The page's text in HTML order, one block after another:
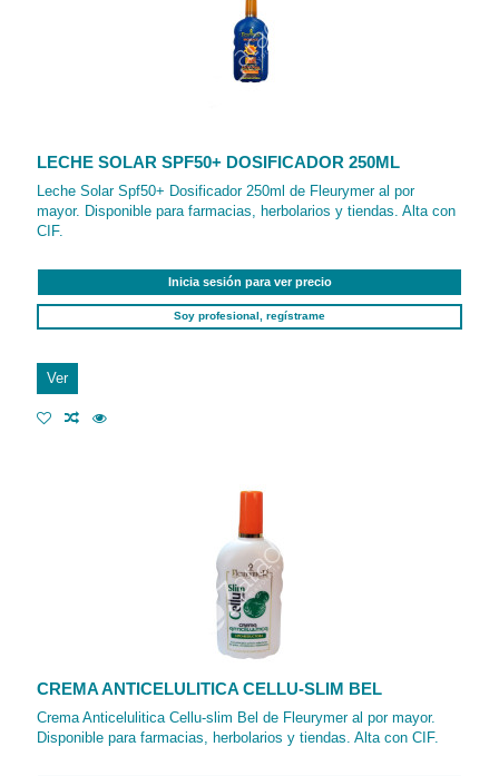
LECHE SOLAR SPF50+ DOSIFICADOR 250ML
Leche Solar Spf50+ Dosificador 250ml de Fleurymer al por
mayor. Disponible para farmacias, herbolarios y tiendas. Alta con
CIF.
Inicia sesión para ver precio
Soy profesional, regístrame
Ver
CREMA ANTICELULITICA CELLU-SLIM BEL
Crema Anticelulitica Cellu-slim Bel de Fleurymer al por mayor.
Disponible para farmacias, herbolarios y tiendas. Alta con CIF.